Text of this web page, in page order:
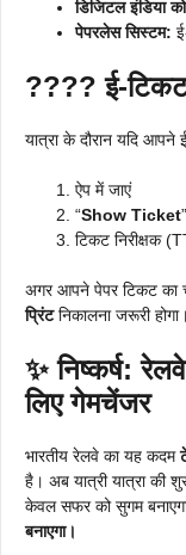
डिजिटल इंडिया
पेपरलेस सिस्टम:
????ई-
यात्रा के दौरान यदि आपने
ऐप में जाएं
“Show Ticket
टिकट निरीक्षक
अगर आपने पेपर टिकट का
प्रिंटनिकालना जरूरी होगा।
✨निष्कर्ष:
लिए गेमचेंजर
भारतीय रेलवे का यह कदम
है। अब यात्री यात्रा
केवल सफर को सुगम
बनाएगा।